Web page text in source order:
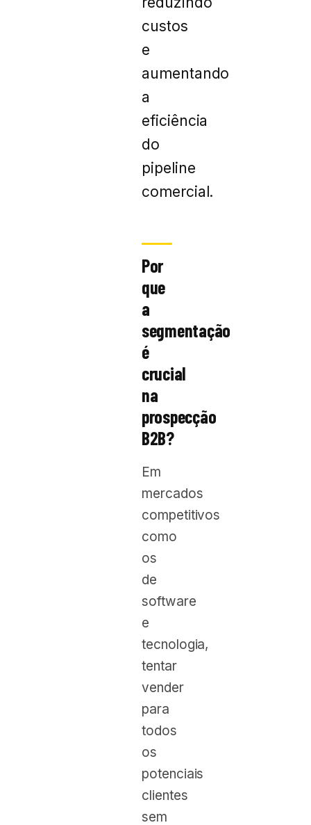
custos
e
aumentando
a
eficiência
do
pipeline
comercial.
Por
que
a
segmentação
é
crucial
na
prospecção
B2B?
Em
mercados
competitivos
como
os
de
software
e
tecnologia,
tentar
vender
para
todos
os
potenciais
clientes
sem